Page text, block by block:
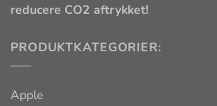
reducere CO2 aftrykket!
PRODUKTKATEGORIER:
Apple